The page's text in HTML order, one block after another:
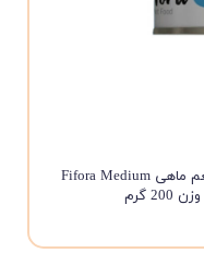
کنسرو غذای سگ نژاد متوسط فیفورا با طعم ماهی Fifora Medium